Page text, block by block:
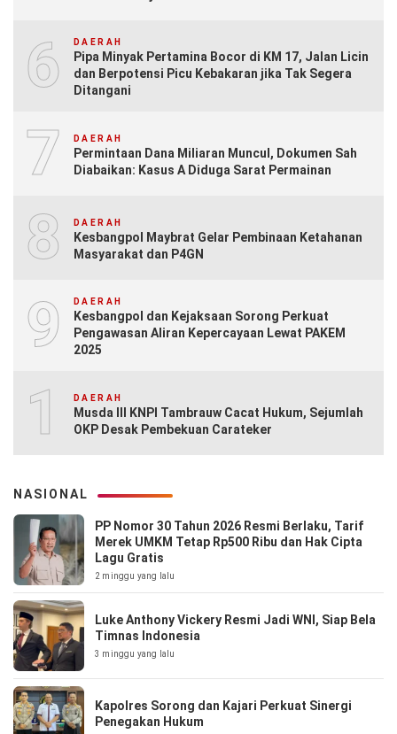
6 DAERAH
Pipa Minyak Pertamina Bocor di KM 17, Jalan Licin
dan Berpotensi Picu Kebakaran jika Tak Segera
Ditangani
7 DAERAH
Permintaan Dana Miliaran Muncul, Dokumen Sah
Diabaikan: Kasus A Diduga Sarat Permainan
8 DAERAH
Kesbangpol Maybrat Gelar Pembinaan Ketahanan
Masyarakat dan P4GN
9 DAERAH
Kesbangpol dan Kejaksaan Sorong Perkuat
Pengawasan Aliran Kepercayaan Lewat PAKEM
2025
10DAERAH
Musda III KNPI Tambrauw Cacat Hukum, Sejumlah
OKP Desak Pembekuan Carateker
NASIONAL
PP Nomor 30 Tahun 2026 Resmi Berlaku, Tarif
Merek UMKM Tetap Rp500 Ribu dan Hak Cipta
Lagu Gratis
2 minggu yang lalu
Luke Anthony Vickery Resmi Jadi WNI, Siap Bela
Timnas Indonesia
3 minggu yang lalu
Kapolres Sorong dan Kajari Perkuat Sinergi
Penegakan Hukum